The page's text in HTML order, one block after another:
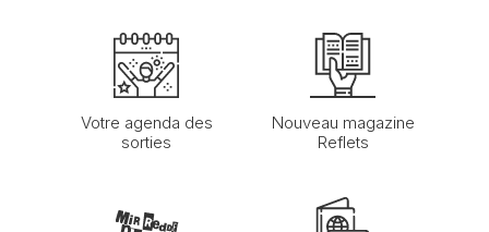
Votre agenda des
sorties
Nouveau magazine
Reflets